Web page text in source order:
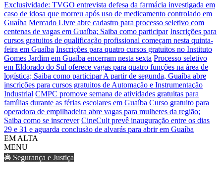
Exclusividade: TVGO entrevista defesa da farmácia investigada em
caso de idosa que morreu após uso de medicamento controlado em
Guaíba Mercado Livre abre cadastro para processo seletivo com
centenas de vagas em Guaíba; Saiba como participar Inscrições para
cursos gratuitos de qualificação profissional começam nesta quinta-
feira em Guaíba Inscrições para quatro cursos gratuitos no Instituto
Gomes Jardim em Guaíba encerram nesta sexta Processo seletivo
em Eldorado do Sul oferece vagas para quatro funções na área de
logística; Saiba como participarA partir de segunda, Guaíba abre
inscrições para cursos gratuitos de Automação e Instrumentação
Industrial CMPC promove semana de atividades gratuitas para
famílias durante as férias escolares em Guaíba Curso gratuito para
operadora de empilhadeira abre vagas para mulheres da região;
Saiba como se inscrever CineCult prevê inauguração entre os dias
29 e 31 e aguarda conclusão de alvarás para abrir em Guaíba
EM ALTA
MENU
🚔 Segurança e Justiça